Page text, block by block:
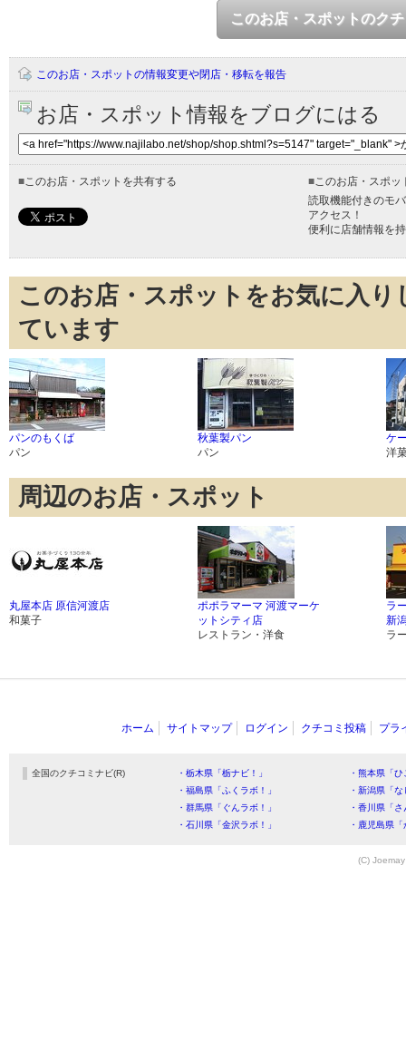
このお店・スポットのク
このお店・スポットの情報変更や閉店・移転を報告
お店・スポット情報をブログにはる
■このお店・スポットを共有する ■このお店・スポッ
読取機能付きのモ
アクセス！
便利に店舗情報を
このお店・スポットをお気に入
ています
パンのもくば
パン
秋葉製パン
パン
ケ
洋
周辺のお店・スポット
丸屋本店 原信河渡店
和菓子
ポポラマーマ 河渡マーケ
ットシティ店
レストラン・洋食
ラ
新
ラ
ホーム サイトマップ ログイン クチコミ投稿 プラ
全国のクチコミナビ(R) ・栃木県「栃ナビ！」
・熊本県「
・福島県「ふくラボ！」
・新潟県「
・群馬県「ぐんラボ！」
・香川県「
・石川県「金沢ラボ！」
・鹿児島県
(C)